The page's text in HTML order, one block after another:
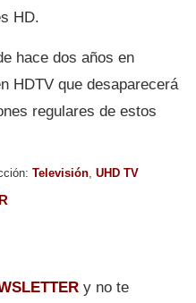
HD.
hace dos años en
HDTV que desaparecerá
regulares de estos
Televisión, UHD TV
y no te